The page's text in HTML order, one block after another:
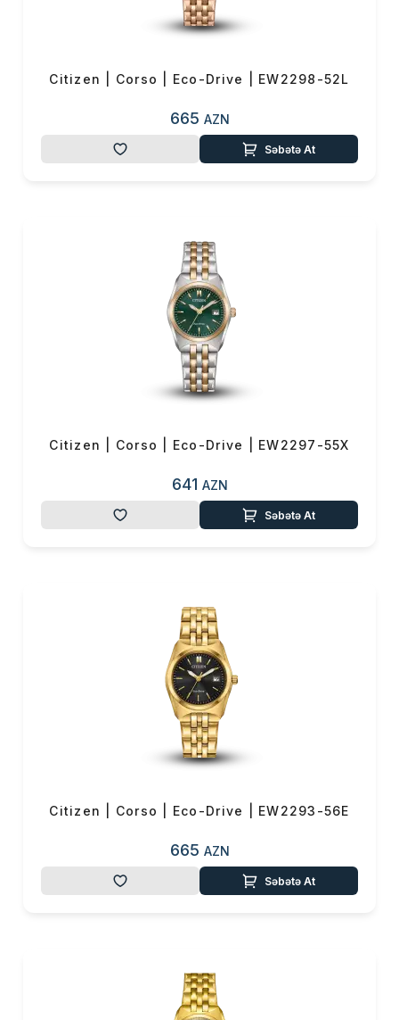
Citizen | Corso | Eco-Drive | EW2298-52L
665 AZN
Səbətə At
Citizen | Corso | Eco-Drive | EW2297-55X
641 AZN
Səbətə At
Citizen | Corso | Eco-Drive | EW2293-56E
665 AZN
Səbətə At
Yekun məbləğ 0 ₼
Alış-verişə davam et
OK